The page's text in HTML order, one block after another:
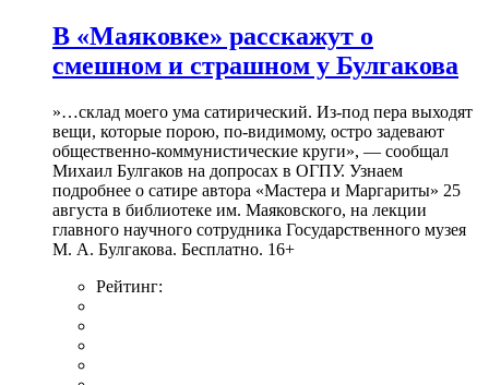
В «Маяковке» расскажут о
смешном и страшном у Булгакова
»…склад моего ума сатирический. Из-под пера выходят
вещи, которые порою, по-видимому, остро задевают
общественно-коммунистические круги», — сообщал
Михаил Булгаков на допросах в ОГПУ. Узнаем
подробнее о сатире автора «Мастера и Маргариты» 25
августа в библиотеке им. Маяковского, на лекции
главного научного сотрудника Государственного музея
М. А. Булгакова. Бесплатно. 16+
Рейтинг: